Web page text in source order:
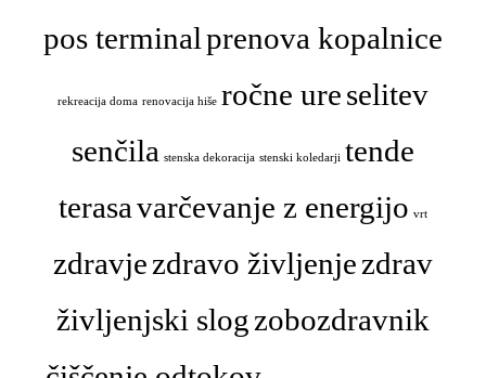
pos terminalprenova kopalnice
rekreacija doma renovacija hiše ročne ureselitev
senčila stenska dekoracija stenski koledarji tende
terasavarčevanje z energijo vrt
zdravjezdravo življenjezdrav
življenjski slogzobozdravnik